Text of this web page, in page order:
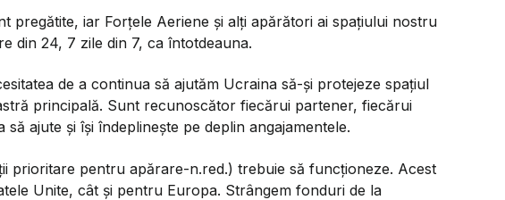
pregătite, iar Forțele Aeriene și alți apărători ai spațiului nostru
din 24, 7 zile din 7, ca întotdeauna.
de a continua să ajutăm Ucraina să-și protejeze spațiul
principală. Sunt recunoscător fiecărui partener, fiecărui
ajute și își îndeplinește pe deplin angajamentele.
prioritare pentru apărare-n.red.) trebuie să funcționeze. Acest
Unite, cât și pentru Europa. Strângem fonduri de la